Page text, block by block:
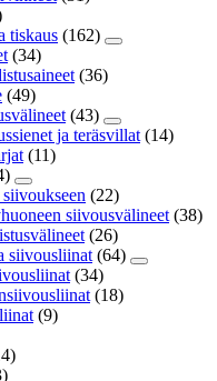
tiskaus (162)
(34)
(36)
(49)
(43)
ja teräsvillat (14)
(11)
(22)
siivousvälineet (38)
(26)
siivousliinat (64)
(34)
(18)
(9)